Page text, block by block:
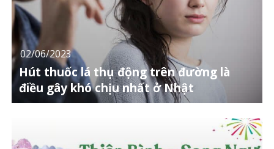
02/06/2023
Hút thuốc lá thụ động trên đường là
điều gây khó chịu nhất ở Nhật